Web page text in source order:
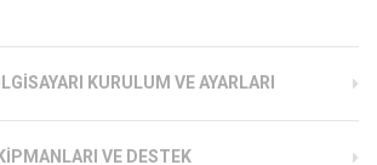
KURULUM VE AYARLARI
VE DESTEK